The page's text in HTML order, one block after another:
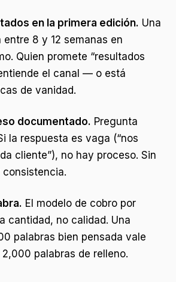
en la primera edición. Una
8 y 12 semanas en
Quien promete “resultados
el canal — o está
de vanidad.
documentado. Pregunta
la respuesta es vaga (“nos
cliente”), no hay proceso. Sin
El modelo de cobro por
cantidad, no calidad. Una
palabras bien pensada vale
palabras de relleno.